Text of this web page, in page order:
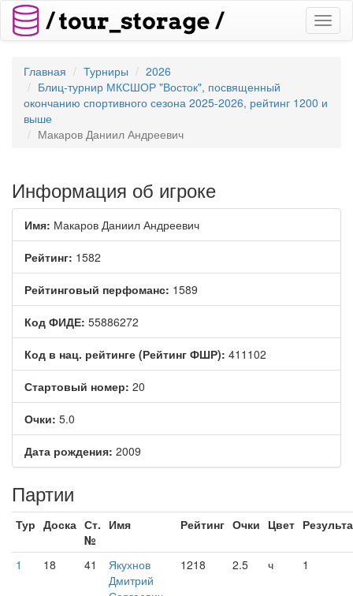
Главная Турниры
2026
Блиц-турнир МКСШОР "Восток", посвященный
окончанию спортивного сезона 2025-2026, рейтинг 1200 и
выше
Макаров Даниил Андреевич
Информация об игроке
Имя: Макаров Даниил Андреевич
Рейтинг: 1582
Рейтинговый перфоманс: 1589
Код ФИДЕ: 55886272
Код в нац. рейтинге (Рейтинг ФШР): 411102
Стартовый номер: 20
Очки: 5.0
Дата рождения: 2009
Партии
Тур Доска Ст.
№
Имя Рейтинг Очки Цвет
1 18 41
Якухнов
Дмитрий
1218 2.5 ч 1